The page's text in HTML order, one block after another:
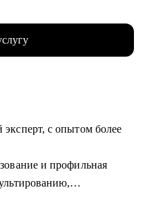
с опытом более
и профильная